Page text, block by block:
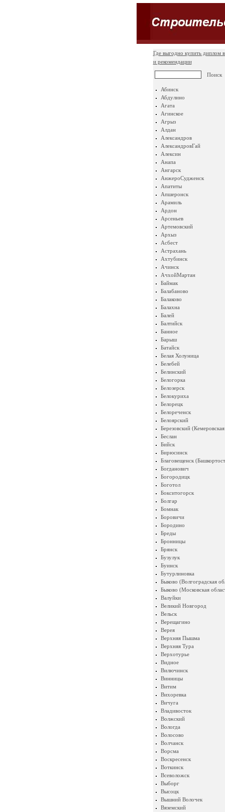
Где выгодно купить диплом
и рекомендации
Абинск
Абдулино
Агата
Агинское
Агрыз
Алдан
Александров
АлександровГай
Алексин
Анапа
Ангарск
АнжероСудженск
Апатиты
Апшеронск
Арамиль
Ардон
Арсеньев
Артемовский
Архыз
Асбест
Астрахань
Ахтубинск
Ачинск
АчхойМартан
Баймак
Балабаново
Балаково
Балахна
Балей
Балтийск
Банное
Барыш
Батайск
Белая Холуница
Белебей
Белинский
Белогорка
Белозерск
Белокуриха
Белорецк
Белореченск
Белоярский
Березовский
Беслан
Бийск
Бирюсинск
Благовещенск
Богданович
Богородицк
Боготол
Бокситогорск
Болгар
Бомнак
Боровичи
Бородино
Бреды
Бронницы
Брянск
Бузулук
Буинск
Бутурлиновка
Быково (Волгоградская
Быково (Московская
Валуйки
Великий Новгород
Вельск
Верещагино
Верея
Верхняя Пышма
Верхняя Тура
Верхотурье
Видное
Вилючинск
Винницы
Витим
Вихоревка
Вичуга
Владивосток
Волжский
Вологда
Волосово
Волчанск
Ворсма
Воскресенск
Воткинск
Всеволожск
Выборг
Высоцк
Вышний Волочек
Вяземский